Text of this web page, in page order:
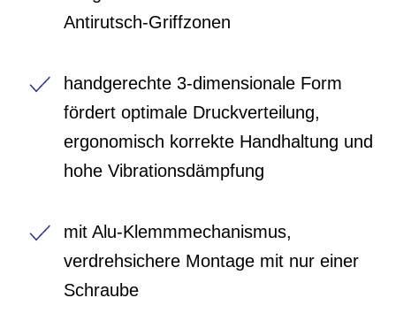
Antirutsch-Griffzonen
handgerechte 3-dimensionale Form
fördert optimale Druckverteilung,
ergonomisch korrekte Handhaltung und
hohe Vibrationsdämpfung
mit Alu-Klemmmechanismus,
verdrehsichere Montage mit nur einer
Schraube